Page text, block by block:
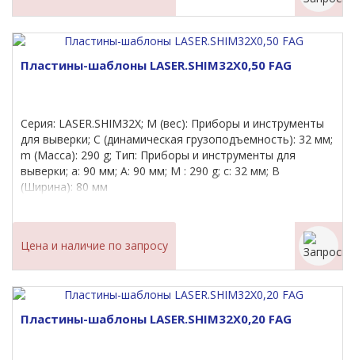
Пластины-шаблоны LASER.SHIM32X0,50 FAG
Серия: LASER.SHIM32X; M (вес): Приборы и инструменты
для выверки; C (динамическая грузоподъемность): 32 мм;
m (Масса): 290 g; Тип: Приборы и инструменты для
выверки; a: 90 мм; A: 90 мм; M : 290 g; c: 32 мм; B
(Ширина): 80 мм
Цена и наличие по запросу
Пластины-шаблоны LASER.SHIM32X0,20 FAG